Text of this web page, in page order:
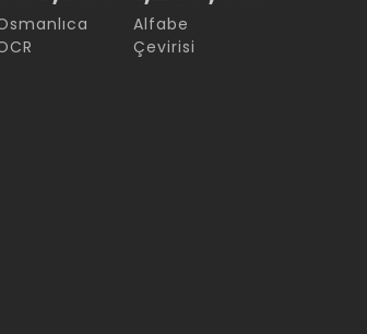
Alfabe
Çevirisi